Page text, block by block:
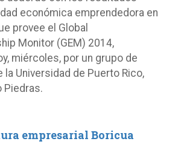
económica emprendedora en
provee el Global
Monitor (GEM) 2014,
miércoles, por un grupo de
Universidad de Puerto Rico,
Piedras.
empresarial Boricua